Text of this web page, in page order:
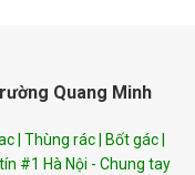
Quang Minh
| Thùng rác | Bốt gác |
#1 Hà Nội - Chung tay